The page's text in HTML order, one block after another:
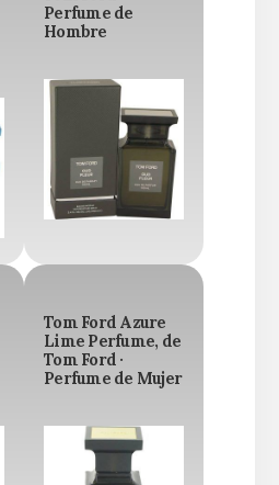
Perfume de
Hombre
Tom Ford Azure
Lime Perfume, de
Tom Ford ·
Perfume de Mujer